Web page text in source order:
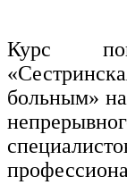
Культура
Курс
больным»